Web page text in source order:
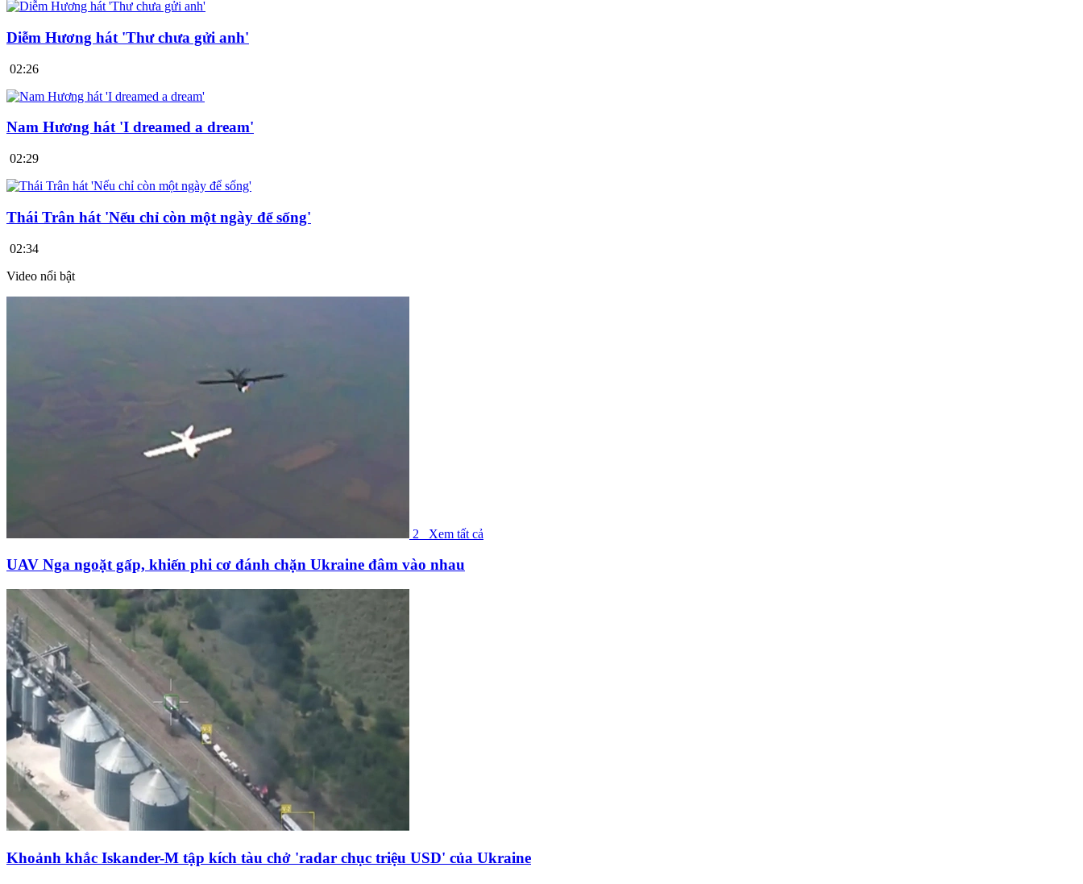
Diễm Hương hát 'Thư chưa gửi anh'
02:26
Nam Hương hát 'I dreamed a dream'
02:29
Thái Trân hát 'Nếu chỉ còn một ngày để sống'
02:34
Video nổi bật
2 Xem tất cả
UAV Nga ngoặt gấp, khiến phi cơ đánh chặn Ukraine đâm vào nhau
Khoảnh khắc Iskander-M tập kích tàu chở 'radar chục triệu USD' của Ukraine